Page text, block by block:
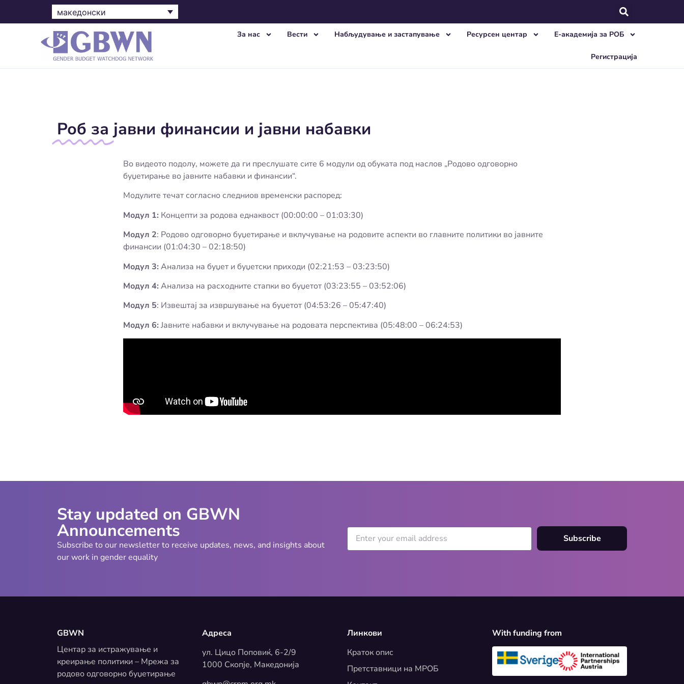
македонски
За нас Вести Набљудување и застапување Ресурсен центар E-академија за РОБ
Регистрација
Роб за јавни финансии и јавни набавки
Во видеото подолу, можете да ги преслушате сите 6 модули од обуката под наслов „Родово одговорно
буџетирање во јавните набавки и финансии“.
Модулите течат согласно следниов временски распоред:
Модул 1: Концепти за родова еднаквост (00:00:00 – 01:03:30)
Модул 2: Родово одговорно буџетирање и вклучување на родовите аспекти во главните политики во јавните
финансии (01:04:30 – 02:18:50)
Модул 3: Анализа на буџет и буџетски приходи (02:21:53 – 03:23:50)
Модул 4: Анализа на расходните стапки во буџетот (03:23:55 – 03:52:06)
Модул 5: Извештај за извршување на буџетот (04:53:26 – 05:47:40)
Модул 6: Јавните набавки и вклучување на родовата перспектива (05:48:00 – 06:24:53)
Stay updated on GBWN
Announcements
Subscribe to our newsletter to receive updates, news, and insights about
our work in gender equality
Subscribe
GBWN
Центар за истражување и
креирање политики – Мрежа за
родово одговорно буџетирање
Адреса
ул. Цицо Поповиќ, 6-2/9
1000 Скопје, Македонија
Линкови
Краток опис
Претставници на МРОБ
With funding from